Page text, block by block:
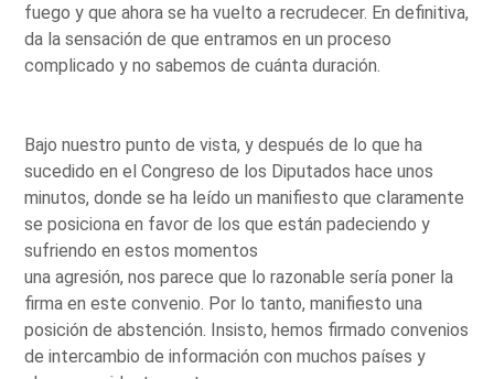
fuego y que ahora se ha vuelto a recrudecer. En definitiva,
da la sensación de que entramos en un proceso
complicado y no sabemos de cuánta duración.
Bajo nuestro punto de vista, y después de lo que ha
sucedido en el Congreso de los Diputados hace unos
minutos, donde se ha leído un manifiesto que claramente
se posiciona en favor de los que están padeciendo y
sufriendo en estos momentos
una agresión, nos parece que lo razonable sería poner la
firma en este convenio. Por lo tanto, manifiesto una
posición de abstención. Insisto, hemos firmado convenios
de intercambio de información con muchos países y